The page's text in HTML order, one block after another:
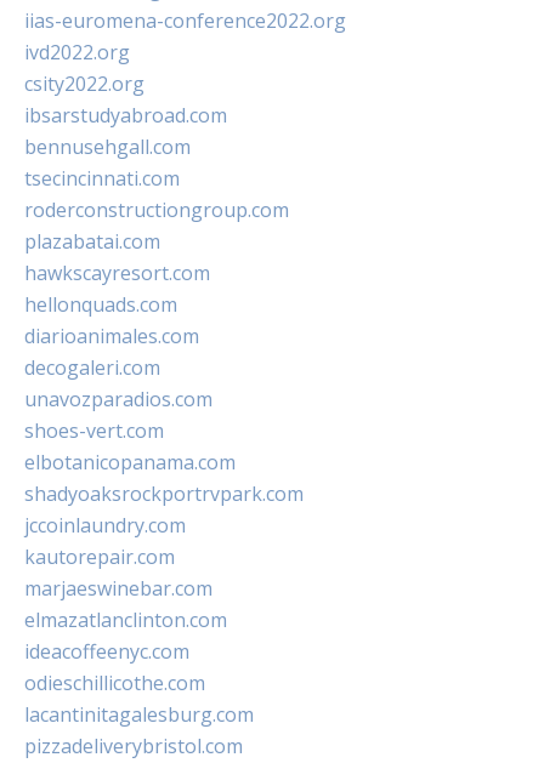
iias-euromena-conference2022.org
ivd2022.org
csity2022.org
ibsarstudyabroad.com
bennusehgall.com
tsecincinnati.com
roderconstructiongroup.com
plazabatai.com
hawkscayresort.com
hellonquads.com
diarioanimales.com
decogaleri.com
unavozparadios.com
shoes-vert.com
elbotanicopanama.com
shadyoaksrockportrvpark.com
jccoinlaundry.com
kautorepair.com
marjaeswinebar.com
elmazatlanclinton.com
ideacoffeenyc.com
odieschillicothe.com
lacantinitagalesburg.com
pizzadeliverybristol.com